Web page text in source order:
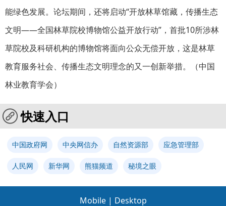
能绿色发展。论坛期间，还将启动“开放林草馆藏，传播生态
文明——全国林草院校博物馆公益开放行动”，首批10所涉林
草院校及科研机构的博物馆将面向公众无偿开放，这是林草
教育服务社会、传播生态文明理念的又一创新举措。（中国
林业教育学会）
快速入口
中国政府网 中央网信办 自然资源部 应急管理部
人民网 新华网 熊猫频道 秘境之眼
Mobile | Desktop